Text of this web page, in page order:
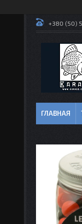
+380 (50)
ГЛАВНАЯ